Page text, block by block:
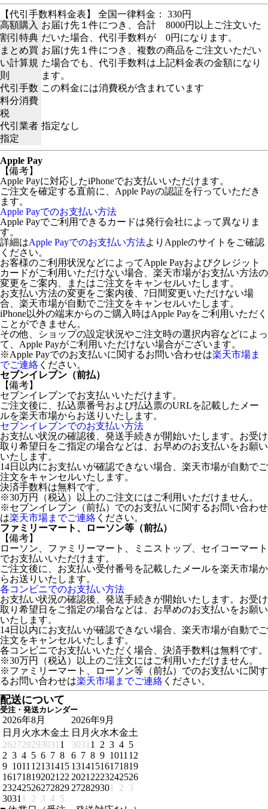
【代引手数料料金表】 全国一律料金： 330円
高額購入
割引特典
お届け先１件につき、合計 8000円以上ご注文いた
だいた場合、代引手数料が 0円になります。
まとめ買
い計算規
則
お届け先１件につき、複数の商品をご注文いただい
た場合でも、代引手数料は上記料金表の金額になり
ます。
代引手数
料分消費
税
この料金には消費税が含まれています
代引業者
指定
指定なし
Apple Pay
【備考】
Apple Payに対応したiPhoneでお支払いいただけます。
ご注文を確定する直前に、Apple Payの認証を行っていただき
ます。
Apple Payでのお支払い方法
Apple Payでご利用できるカードは発行会社によって異なりま
す。
詳細はApple Payでのお支払い方法よりAppleのサイトをご確認
ください。
お客様のご利用状況などによってApple Payおよびクレジット
カードがご利用いただけない場合、楽天市場がお支払い方法の
変更をご案内、またはご注文をキャンセルいたします。
お支払い方法の変更をご案内後、7日間変更いただけない場
合、楽天市場が自動でご注文をキャンセルいたします。
iPhone以外の端末からのご購入時はApple Payをご利用いただく
ことができません。
その他、ショップの設定状況やご注文時の選択内容などによっ
て、Apple Payがご利用いただけない場合がございます。
※Apple Payでのお支払いに関するお問い合わせは楽天市場ま
でご連絡 ください。
セブンイレブン（前払）
【備考】
セブンイレブンでお支払いいただけます。
ご注文後に、払込票番号および払込票のURLを記載したメー
ルを楽天市場からお送りいたします。
セブンイレブンでのお支払い方法
お支払い状況の確認後、発送手続きが開始いたします。お受け
取り希望日をご指定の場合などは、お早めのお支払いをお願い
いたします。
14日以内にお支払いが確認できない場合、楽天市場が自動でご
注文をキャンセルいたします。
決済手数料は無料です。
※30万円（税込）以上のご注文にはご利用いただけません。
※セブンイレブン（前払）でのお支払いに関するお問い合わせ
は楽天市場までご連絡 ください。
ファミリーマート、ローソン等（前払）
【備考】
ローソン、ファミリーマート、ミニストップ、セイコーマート
でお支払いいただけます。
ご注文後に、お支払い受付番号を記載したメールを楽天市場か
らお送りいたします。
各コンビニでのお支払い方法
お支払い状況の確認後、発送手続きが開始いたします。お受け
取り希望日をご指定の場合などは、お早めのお支払いをお願い
いたします。
14日以内にお支払いが確認できない場合、楽天市場が自動でご
注文をキャンセルいたします。
各コンビニでお支払いいただく場合、決済手数料は無料です。
※30万円（税込）以上のご注文にはご利用いただけません。
※ファミリーマート、ローソン等（前払）でのお支払いに関す
るお問い合わせは楽天市場までご連絡 ください。
配送について
受注・発送カレンダー
2026年8月
日 月 火水木金土
262728293031 1
2 3 4 5 6 7 8
9 1011 12131415
161718192021 22
23242526272829
3031 1 2 3 4 5
2026年9月
日 月 火水木金土
3031 1 2 3 4 5
6 7 8 9 1011 12
13141516171819
2021 2223242526
272829301 2 3